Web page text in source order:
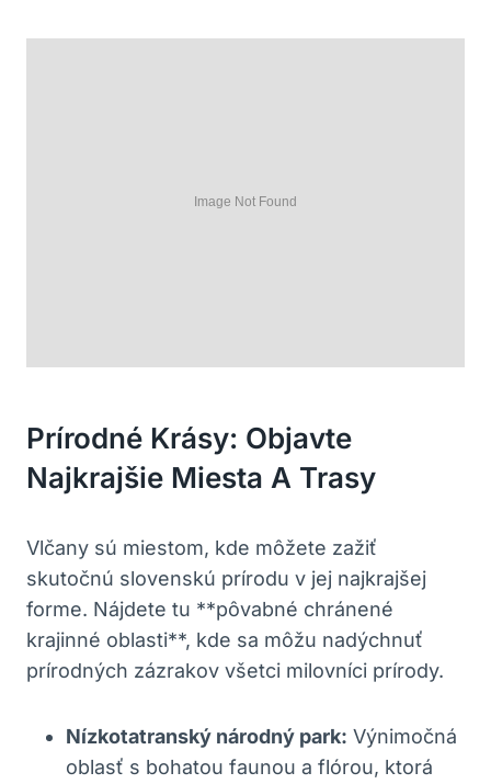
Prírodné Krásy: Objavte
Najkrajšie‌ Miesta⁢ A Trasy
Vlčany sú miestom, ⁢kde môžete zažiť
skutočnú ​slovenskú prírodu v‍ jej⁣ najkrajšej
forme. Nájdete tu **pôvabné ‍chránené
krajinné oblasti**,⁢ kde sa môžu​ nadýchnuť‌
prírodných⁢ zázrakov všetci milovníci prírody.
Nízkotatranský‍ národný⁤ park: Výnimočná
oblasť s bohatou faunou a flórou, ktorá